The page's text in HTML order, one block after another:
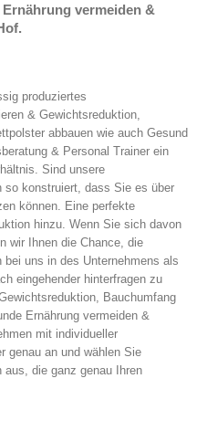
vermeiden &
produziertes
& Gewichtsreduktion,
abbauen wie auch Gesund
& Personal Trainer ein
Sind unsere
so konstruiert, dass Sie es über
können. Eine perfekte
hinzu. Wenn Sie sich davon
wir Ihnen die Chance, die
uns in des Unternehmens als
eingehender hinterfragen zu
Bauchumfang
Ernährung vermeiden &
mit individueller
genau an und wählen Sie
die ganz genau Ihren